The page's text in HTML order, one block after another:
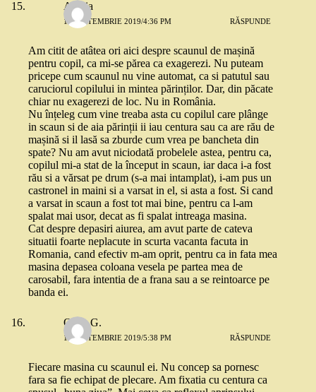
Alexia
11 SEPTEMBRIE 2019/4:36 PM RĂSPUNDE
Am citit de atâtea ori aici despre scaunul de mașină
pentru copil, ca mi-se părea ca exagerezi. Nu puteam
pricepe cum scaunul nu vine automat, ca si patutul sau
caruciorul copilului in mintea părinților. Dar, din păcate
chiar nu exagerezi de loc. Nu in România.
Nu înțeleg cum vine treaba asta cu copilul care plânge
in scaun si de aia părinții ii iau centura sau ca are rău de
mașină si il lasă sa zburde cum vrea pe bancheta din
spate? Nu am avut niciodată probelele astea, pentru ca,
copilul mi-a stat de la început in scaun, iar daca i-a fost
rău si a vărsat pe drum (s-a mai intamplat), i-am pus un
castronel in maini si a varsat in el, si asta a fost. Si cand
a varsat in scaun a fost tot mai bine, pentru ca l-am
spalat mai usor, decat as fi spalat intreaga masina.
Cat despre depasiri aiurea, am avut parte de cateva
situatii foarte neplacute in scurta vacanta facuta in
Romania, cand efectiv m-am oprit, pentru ca in fata mea
masina depasea coloana vesela pe partea mea de
carosabil, fara intentia de a frana sau a se reintoarce pe
banda ei.
Oana G.
11 SEPTEMBRIE 2019/5:38 PM RĂSPUNDE
Fiecare masina cu scaunul ei. Nu concep sa pornesc
fara sa fie echipat de plecare. Am fixatia cu centura ca